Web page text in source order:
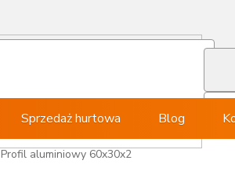
Sprzedaż hurtowa Blog
Profil aluminiowy 60x30x2